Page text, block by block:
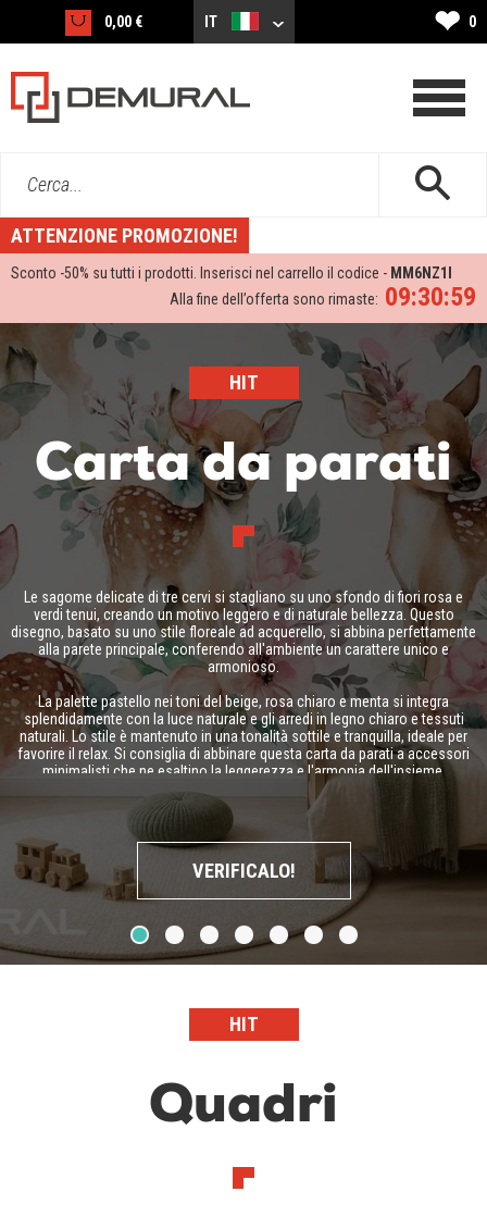
0,00 € IT ❤ 0
Cerca...
ATTENZIONE PROMOZIONE!
Sconto -50% su tutti i prodotti. Inserisci nel carrello il codice - MM6NZ1I
09:30:58
Alla fine dell’offerta sono rimaste:
HIT
Carta da parati
Le sagome delicate di tre cervi si stagliano su uno sfondo di fiori rosa e
verdi tenui, creando un motivo leggero e di naturale bellezza. Questo
disegno, basato su uno stile floreale ad acquerello, si abbina perfettamente
alla parete principale, conferendo all'ambiente un carattere unico e
armonioso.
La palette pastello nei toni del beige, rosa chiaro e menta si integra
splendidamente con la luce naturale e gli arredi in legno chiaro e tessuti
naturali. Lo stile è mantenuto in una tonalità sottile e tranquilla, ideale per
favorire il relax. Si consiglia di abbinare questa carta da parati a accessori
minimalisti che ne esaltino la leggerezza e l'armonia dell'insieme.
VERIFICALO!
HIT
Quadri